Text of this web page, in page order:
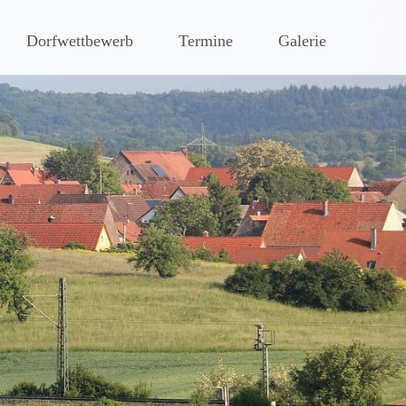
Steigerwaldes
Dorfwettbewerb Termine Galerie